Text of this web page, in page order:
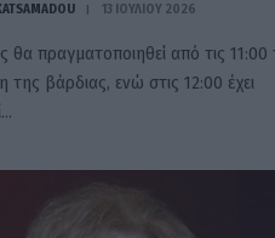
13 ΙΟΥΛΊΟΥ 2026
θα πραγματοποιηθεί από τις 11:00
βάρδιας, ενώ στις 12:00 έχει